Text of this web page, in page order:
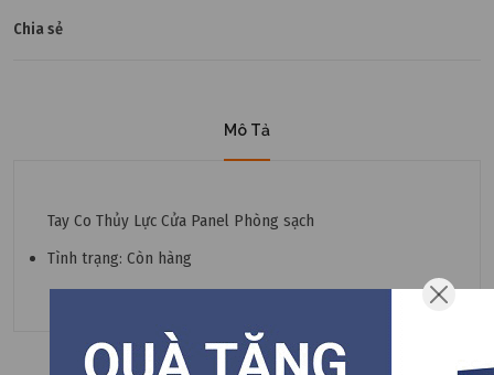
Chia sẻ
Mô Tả
Tay Co Thủy Lực Cửa Panel Phòng sạch
Tình trạng: Còn hàng